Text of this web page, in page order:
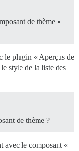
de thème «
le plugin « Aperçus de
style de la liste des
de thème ?
avec le composant «